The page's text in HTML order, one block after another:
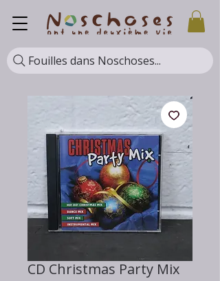
Fouilles dans Noschoses...
CD Christmas Party Mix